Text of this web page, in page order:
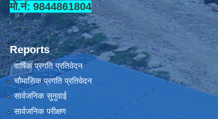
मो.नं: 9844861804
Reports
वार्षिक प्रगति प्रतिवेदन
चौमासिक प्रगति प्रतिवेदन
सार्वजनिक सुनुवाई
सार्वजनिक परीक्षण